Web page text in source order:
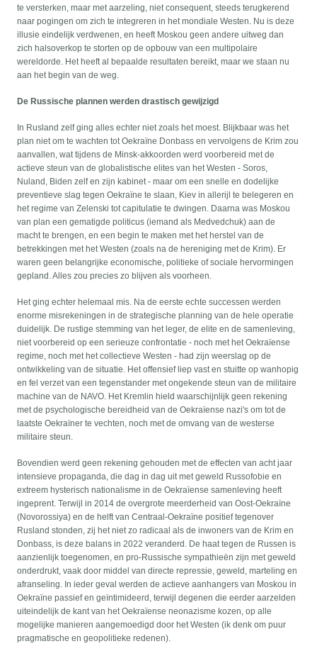
te versterken, maar met aarzeling, niet consequent, steeds terugkerend
naar pogingen om zich te integreren in het mondiale Westen. Nu is deze
illusie eindelijk verdwenen, en heeft Moskou geen andere uitweg dan
zich halsoverkop te storten op de opbouw van een multipolaire
wereldorde. Het heeft al bepaalde resultaten bereikt, maar we staan nu
aan het begin van de weg.
De Russische plannen werden drastisch gewijzigd
In Rusland zelf ging alles echter niet zoals het moest. Blijkbaar was het
plan niet om te wachten tot Oekraïne Donbass en vervolgens de Krim zou
aanvallen, wat tijdens de Minsk-akkoorden werd voorbereid met de
actieve steun van de globalistische elites van het Westen - Soros,
Nuland, Biden zelf en zijn kabinet - maar om een snelle en dodelijke
preventieve slag tegen Oekraïne te slaan, Kiev in allerijl te belegeren en
het regime van Zelenski tot capitulatie te dwingen. Daarna was Moskou
van plan een gematigde politicus (iemand als Medvedchuk) aan de
macht te brengen, en een begin te maken met het herstel van de
betrekkingen met het Westen (zoals na de hereniging met de Krim). Er
waren geen belangrijke economische, politieke of sociale hervormingen
gepland. Alles zou precies zo blijven als voorheen.
Het ging echter helemaal mis. Na de eerste echte successen werden
enorme misrekeningen in de strategische planning van de hele operatie
duidelijk. De rustige stemming van het leger, de elite en de samenleving,
niet voorbereid op een serieuze confrontatie - noch met het Oekraïense
regime, noch met het collectieve Westen - had zijn weerslag op de
ontwikkeling van de situatie. Het offensief liep vast en stuitte op wanhopig
en fel verzet van een tegenstander met ongekende steun van de militaire
machine van de NAVO. Het Kremlin hield waarschijnlijk geen rekening
met de psychologische bereidheid van de Oekraïense nazi's om tot de
laatste Oekraïner te vechten, noch met de omvang van de westerse
militaire steun.
Bovendien werd geen rekening gehouden met de effecten van acht jaar
intensieve propaganda, die dag in dag uit met geweld Russofobie en
extreem hysterisch nationalisme in de Oekraïense samenleving heeft
ingeprent. Terwijl in 2014 de overgrote meerderheid van Oost-Oekraïne
(Novorossiya) en de helft van Centraal-Oekraïne positief tegenover
Rusland stonden, zij het niet zo radicaal als de inwoners van de Krim en
Donbass, is deze balans in 2022 veranderd. De haat tegen de Russen is
aanzienlijk toegenomen, en pro-Russische sympathieën zijn met geweld
onderdrukt, vaak door middel van directe repressie, geweld, marteling en
afranseling. In ieder geval werden de actieve aanhangers van Moskou in
Oekraïne passief en geïntimideerd, terwijl degenen die eerder aarzelden
uiteindelijk de kant van het Oekraïense neonazisme kozen, op alle
mogelijke manieren aangemoedigd door het Westen (ik denk om puur
pragmatische en geopolitieke redenen).